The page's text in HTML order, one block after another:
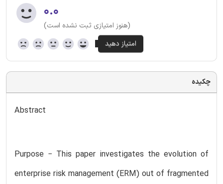
۰.۰
(هنوز امتیازی ثبت نشده است)
چکیده
Abstract
Purpose − This paper investigates the evolution of
enterprise risk management (ERM) out of fragmented